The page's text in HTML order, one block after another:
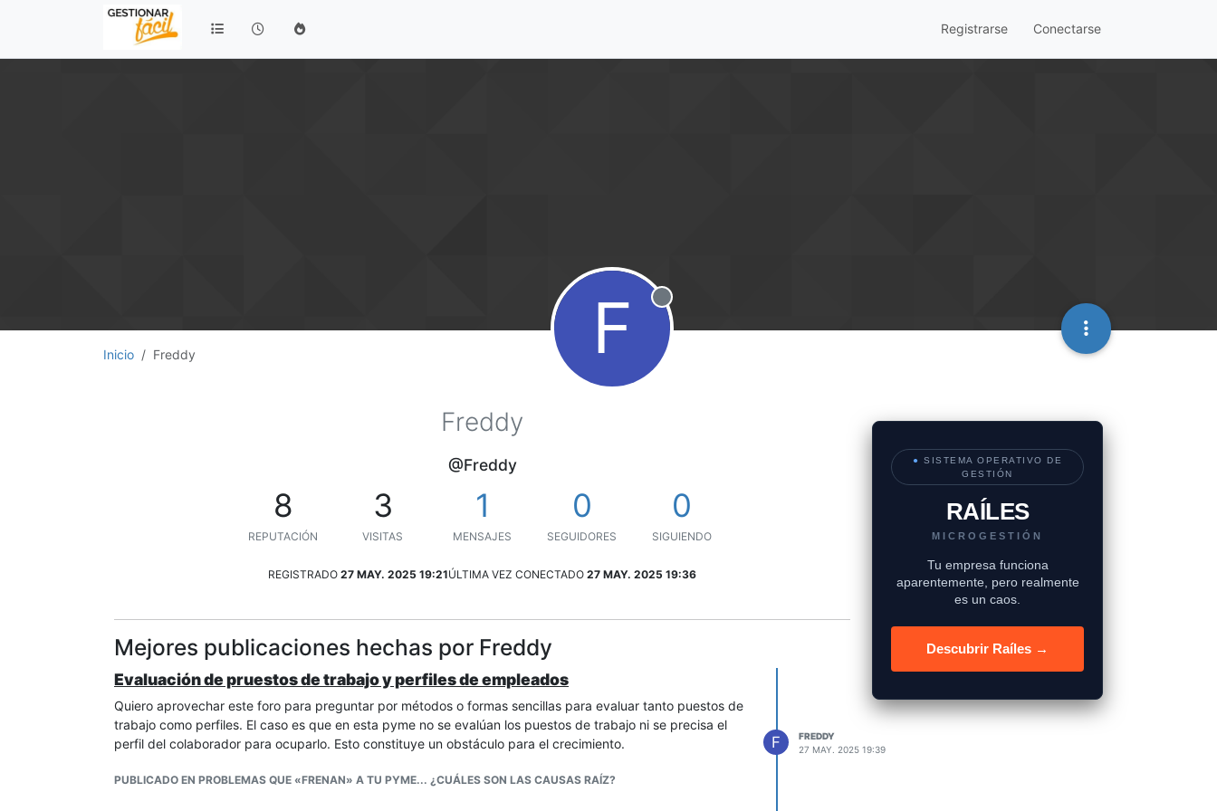
Registrarse Conectarse
Inicio Freddy F Desconectado
Freddy
@Freddy
8
REPUTACIÓN
3
VISITAS
1
MENSAJES
0
SEGUIDORES
0
SIGUIENDO
REGISTRADO 27 MAY. 2025 19:21ÚLTIMA VEZ CONECTADO 27 MAY. 2025 19:36
Mejores publicaciones hechas por Freddy
Evaluación de pruestos de trabajo y perfiles de empleados
Quiero aprovechar este foro para preguntar por métodos o formas sencillas para evaluar tanto puestos de
trabajo como perfiles. El caso es que en esta pyme no se evalúan los puestos de trabajo ni se precisa el
perfil del colaborador para ocuparlo. Esto constituye un obstáculo para el crecimiento.
PUBLICADO EN PROBLEMAS QUE «FRENAN» A TU PYME... ¿CUÁLES SON LAS CAUSAS RAÍZ?
F
FREDDY
27 MAY. 2025 19:39
●
SISTEMA OPERATIVO DE
GESTIÓN
RAÍLES
MICROGESTIÓN
Tu empresa funciona
aparentemente, pero realmente
es un caos.
Descubrir Raíles →